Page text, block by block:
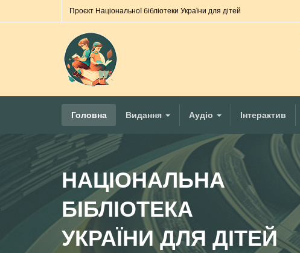
Проєкт Національної бібліотеки України для дітей
Головна Видання Аудіо Інтерактив
НАЦІОНАЛЬНА
БІБЛІОТЕКА
УКРАЇНИ ДЛЯ ДІТЕЙ